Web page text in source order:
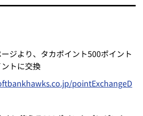
ジより、タカポイント500ポイント
トに交換
pointExchangeD